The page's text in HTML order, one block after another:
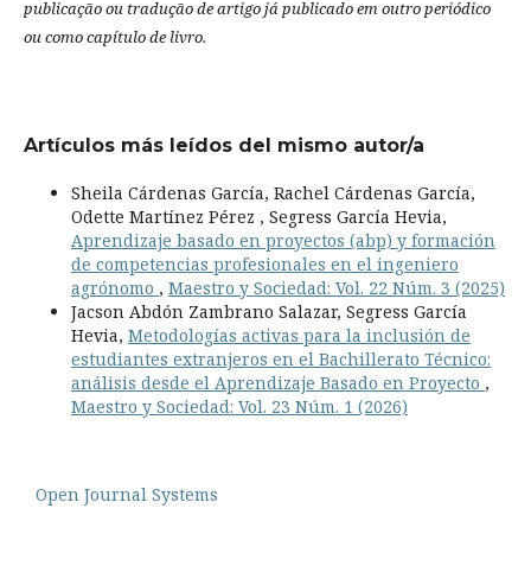
publicação ou tradução de artigo já publicado em outro periódico
ou como capítulo de livro.
Artículos más leídos del mismo autor/a
Sheila Cárdenas García, Rachel Cárdenas García,
Odette Martínez Pérez , Segress García Hevia,
Aprendizaje basado en proyectos (abp) y formación
de competencias profesionales en el ingeniero
agrónomo , Maestro y Sociedad: Vol. 22 Núm. 3 (2025)
Jacson Abdón Zambrano Salazar, Segress García
Hevia, Metodologías activas para la inclusión de
estudiantes extranjeros en el Bachillerato Técnico:
análisis desde el Aprendizaje Basado en Proyecto ,
Maestro y Sociedad: Vol. 23 Núm. 1 (2026)
Open Journal Systems